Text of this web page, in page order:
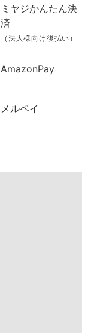
ミヤジかんたん決
済
（法人様向け後払い）
AmazonPay
メルペイ